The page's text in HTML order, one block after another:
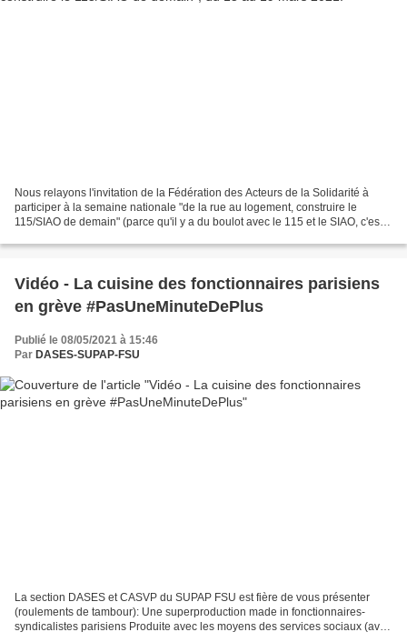
Nous relayons l'invitation de la Fédération des Acteurs de la Solidarité à
participer à la semaine nationale "de la rue au logement, construire le
115/SIAO de demain" (parce qu'il y a du boulot avec le 115 et le SIAO, c'est
Vidéo - La cuisine des fonctionnaires parisiens
en grève #PasUneMinuteDePlus
Publié le 08/05/2021 à 15:46
Par DASES-SUPAP-FSU
La section DASES et CASVP du SUPAP FSU est fière de vous présenter
(roulements de tambour): Une superproduction made in fonctionnaires-
syndicalistes parisiens Produite avec les moyens des services sociaux (avec